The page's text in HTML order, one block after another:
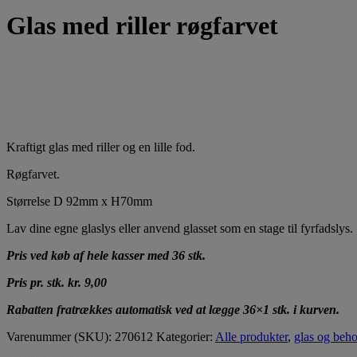
Glas med riller røgfarvet
Kraftigt glas med riller og en lille fod.
Røgfarvet.
Størrelse D 92mm x H70mm
Lav dine egne glaslys eller anvend glasset som en stage til fyrfadslys.
Pris ved køb af hele kasser med 36 stk.
Pris pr. stk. kr. 9,00
Rabatten fratrækkes automatisk ved at lægge 36×1 stk. i kurven.
Varenummer (SKU): 270612 Kategorier: Alle produkter, glas og